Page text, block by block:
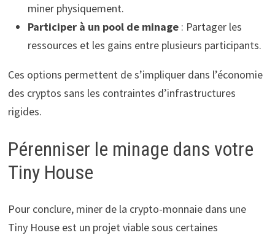
miner physiquement.
Participer à un pool de minage: Partager les
ressources et les gains entre plusieurs participants.
Ces options permettent de s’impliquer dans l’économie
des cryptos sans les contraintes d’infrastructures
rigides.
Pérenniser le minage dans votre
Tiny House
Pour conclure, miner de la crypto-monnaie dans une
Tiny House est un projet viable sous certaines